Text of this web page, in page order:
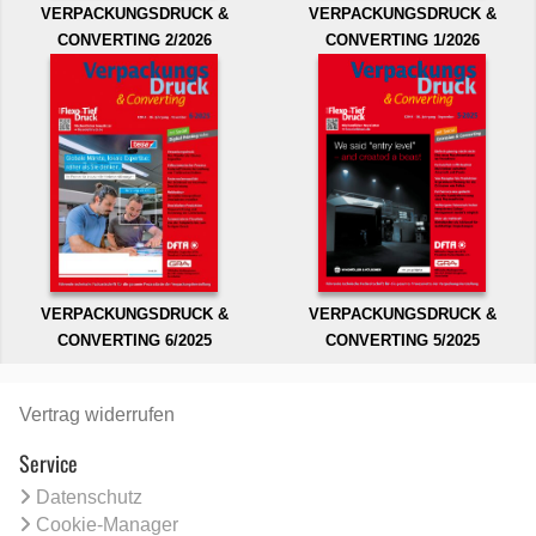
VERPACKUNGSDRUCK &
CONVERTING 2/2026
VERPACKUNGSDRUCK &
CONVERTING 1/2026
VERPACKUNGSDRUCK &
CONVERTING 6/2025
VERPACKUNGSDRUCK &
CONVERTING 5/2025
Vertrag widerrufen
Service
Datenschutz
Cookie-Manager